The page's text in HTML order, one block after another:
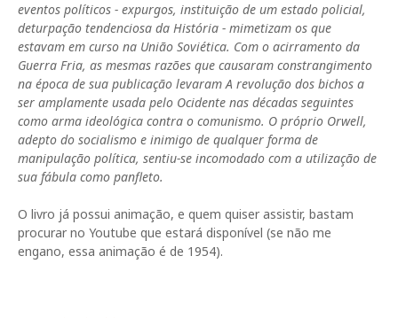
eventos políticos - expurgos, instituição de um estado policial,
deturpação tendenciosa da História - mimetizam os que
estavam em curso na União Soviética. Com o acirramento da
Guerra Fria, as mesmas razões que causaram constrangimento
na época de sua publicação levaram A revolução dos bichos a
ser amplamente usada pelo Ocidente nas décadas seguintes
como arma ideológica contra o comunismo. O próprio Orwell,
adepto do socialismo e inimigo de qualquer forma de
manipulação política, sentiu-se incomodado com a utilização de
sua fábula como panfleto.
O livro já possui animação, e quem quiser assistir, bastam
procurar no Youtube que estará disponível (se não me
engano, essa animação é de 1954).